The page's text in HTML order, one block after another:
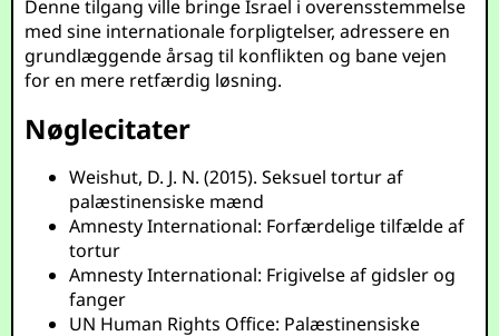
Denne tilgang ville bringe Israel i overensstemmelse
med sine internationale forpligtelser, adressere en
grundlæggende årsag til konflikten og bane vejen
for en mere retfærdig løsning.
Nøglecitater
Weishut, D. J. N. (2015). Seksuel tortur af
palæstinensiske mænd
Amnesty International: Forfærdelige tilfælde af
tortur
Amnesty International: Frigivelse af gidsler og
fanger
UN Human Rights Office: Palæstinensiske